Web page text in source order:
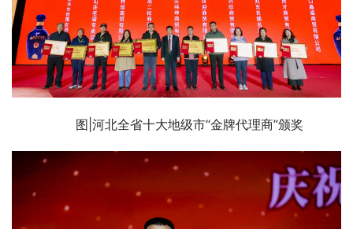
图|河北全省十大地级市“金牌代理商”颁奖